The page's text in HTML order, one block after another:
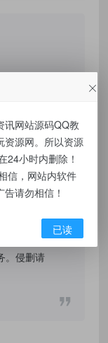
议与本
业或者非
，我们不
站内容随
下载后的
。侵删请
讯网站源码QQ教
资源网。所以资源
24小时内删除！
信，网站内软件
请勿相信！
已读